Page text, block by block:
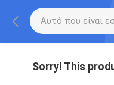
Sorry! This